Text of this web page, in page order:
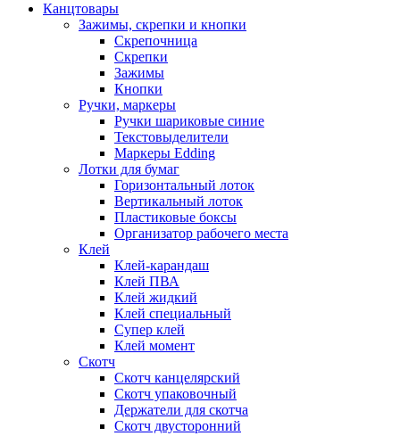
Канцтовары
Зажимы, скрепки и кнопки
Скрепочница
Скрепки
Зажимы
Кнопки
Ручки, маркеры
Ручки шариковые синие
Текстовыделители
Маркеры Edding
Лотки для бумаг
Горизонтальный лоток
Вертикальный лоток
Пластиковые боксы
Организатор рабочего места
Клей
Клей-карандаш
Клей ПВА
Клей жидкий
Клей специальный
Супер клей
Клей момент
Скотч
Скотч канцелярский
Скотч упаковочный
Держатели для скотча
Скотч двусторонний